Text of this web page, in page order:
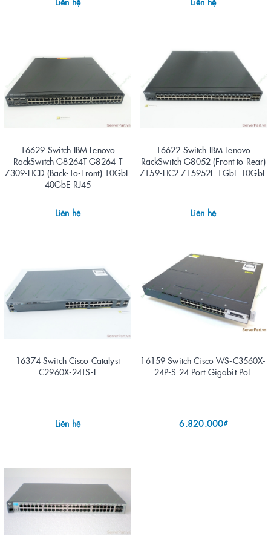
16629 Switch IBM Lenovo
RackSwitch G8264T G8264-T
7309-HCD (Back-To-Front) 10GbE
40GbE RJ45
Liên hệ
16622 Switch IBM Lenovo
RackSwitch G8052 (Front to Rear)
7159-HC2 715952F 1GbE 10GbE
Liên hệ
16374 Switch Cisco Catalyst
C2960X-24TS-L
Liên hệ
16159 Switch Cisco WS-C3560X-
24P-S 24 Port Gigabit PoE
6.820.000₫